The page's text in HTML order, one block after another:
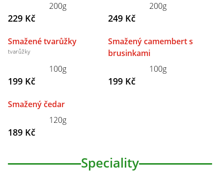
200g
229 Kč
200g
249 Kč
Smažené tvarůžky
tvarůžky
100g
199 Kč
Smažený camembert s
brusinkami
100g
199 Kč
Smažený čedar
120g
189 Kč
Speciality